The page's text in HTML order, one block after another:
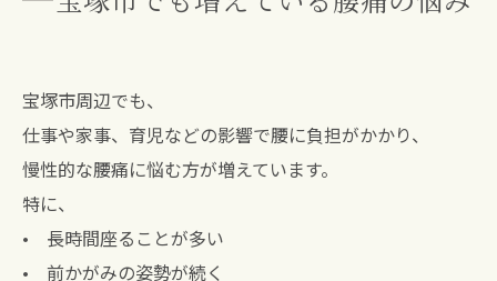
宝塚市周辺でも、
仕事や家事、育児などの影響で腰に負担がかかり、
慢性的な腰痛に悩む方が増えています。
特に、
• 長時間座ることが多い
• 前かがみの姿勢が続く